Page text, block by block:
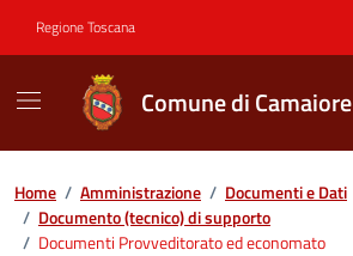
Regione Toscana
Comune di Camaiore
Contenuti in evidenza
Home / Amministrazione / Documenti e Dati
/ Documento (tecnico) di supporto
/ Documenti Provveditorato ed economato